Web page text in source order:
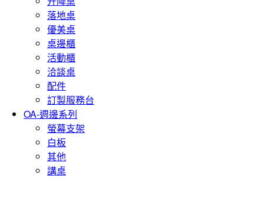
落地桌
優美桌
桌邊櫃
活動櫃
洽談桌
配件
訂製服務台
OA-週邊系列
螢幕支架
白板
其他
講桌